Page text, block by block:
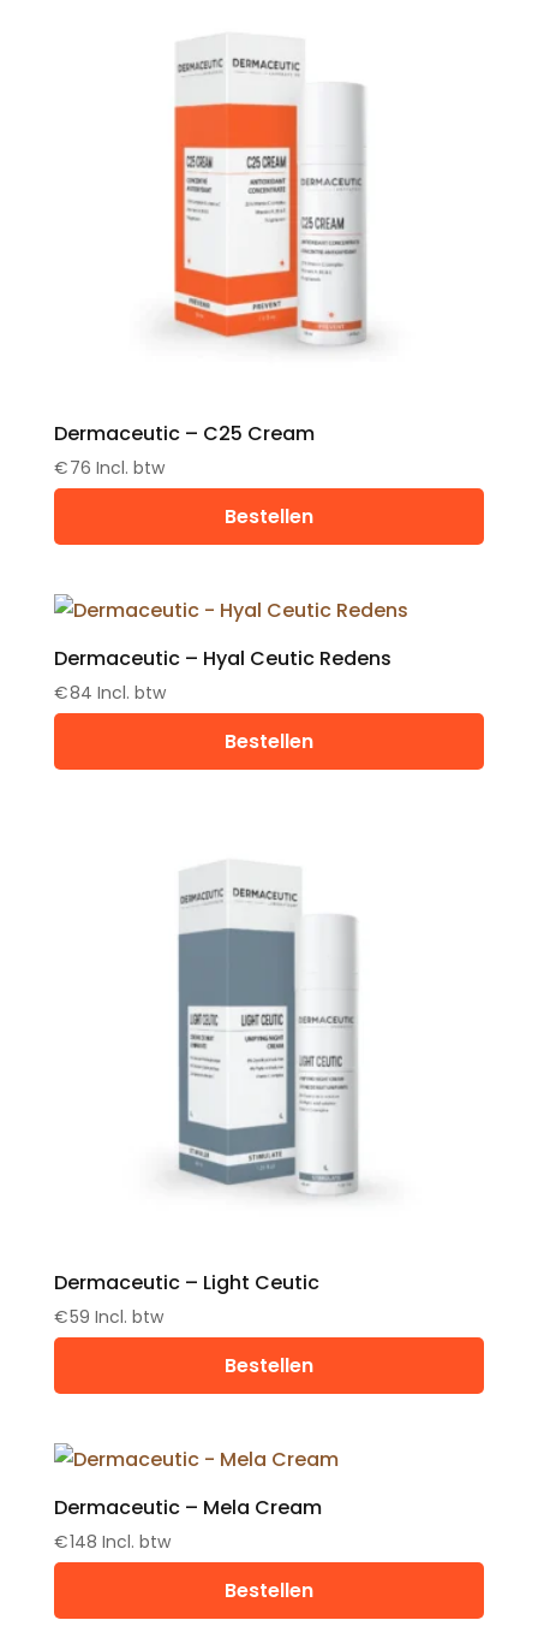
Dermaceutic – C25 Cream
€76 Incl. btw
Bestellen
Dermaceutic – Hyal Ceutic Redens
€84 Incl. btw
Bestellen
Dermaceutic – Light Ceutic
€59 Incl. btw
Bestellen
Dermaceutic – Mela Cream
€148 Incl. btw
Bestellen